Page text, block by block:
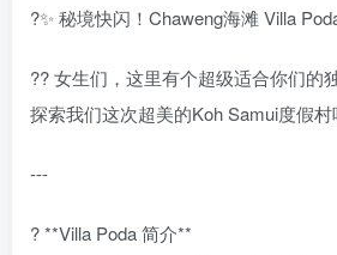
?✨ 秘境快闪！Chaweng海滩 Villa
?? 女生们，这里有个超级适合你们的
探索我们这次超美的Koh Samui度假村
---
? **Villa Poda 简介**